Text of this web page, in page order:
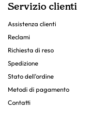
Servizio clienti
Assistenza clienti
Reclami
Richiesta di reso
Spedizione
Stato dell'ordine
Metodi di pagamento
Contatti